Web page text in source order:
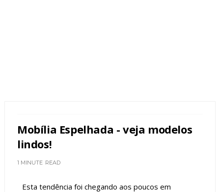
Mobília Espelhada - veja modelos
lindos!
1 MINUTE READ
Esta tendência foi chegando aos poucos em